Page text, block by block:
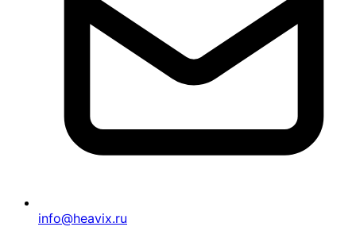
info@heavix.ru